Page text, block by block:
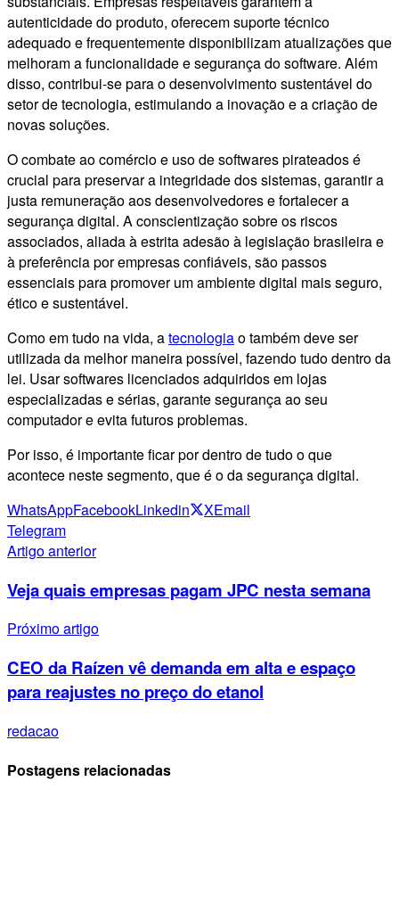
autenticidade do produto, oferecem suporte técnico
adequado e frequentemente disponibilizam atualizações que
melhoram a funcionalidade e segurança do software. Além
disso, contribui-se para o desenvolvimento sustentável do
setor de tecnologia, estimulando a inovação e a criação de
novas soluções.
O combate ao comércio e uso de softwares pirateados é
crucial para preservar a integridade dos sistemas, garantir a
justa remuneração aos desenvolvedores e fortalecer a
segurança digital. A conscientização sobre os riscos
associados, aliada à estrita adesão à legislação brasileira e
à preferência por empresas confiáveis, são passos
essenciais para promover um ambiente digital mais seguro,
ético e sustentável.
Como em tudo na vida, atecnologiao também deve ser
utilizada da melhor maneira possível, fazendo tudo dentro da
lei. Usar softwares licenciados adquiridos em lojas
especializadas e sérias, garante segurança ao seu
computador e evita futuros problemas.
Por isso, é importante ficar por dentro de tudo o que
acontece neste segmento, que é o da segurança digital.
WhatsAppFacebookLinkedin XEmail
Telegram
Artigo anterior
Veja quais empresas pagam JPC nesta semana
Próximo artigo
CEO da Raízen vê demanda em alta e espaço
para reajustes no preço do etanol
redacao
Postagens relacionadas